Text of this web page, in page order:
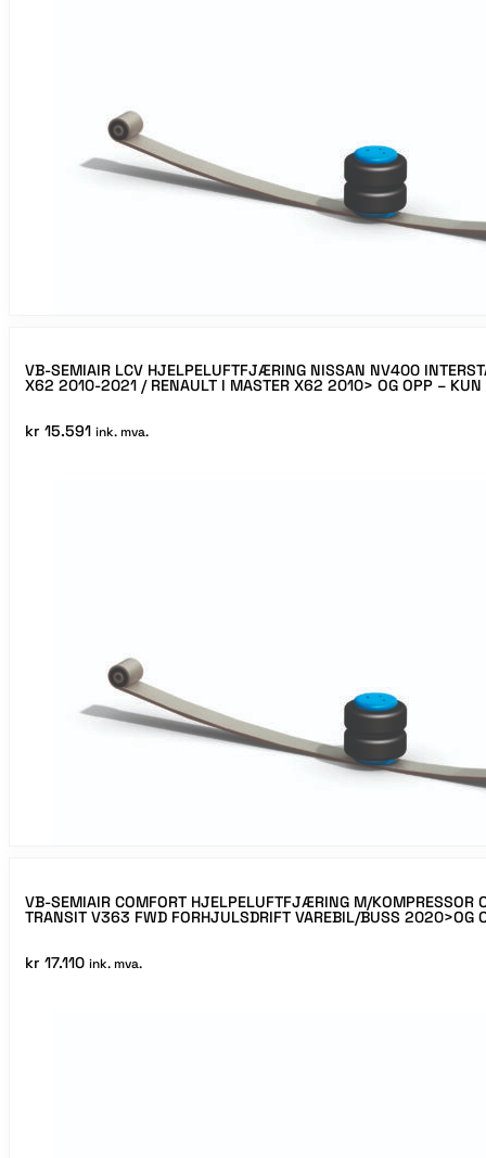
VB-SEMIAIR LCV HJELPELUFTFJÆRING NISSAN NV400
X62 2010-2021 / RENAULT I MASTER X62 2010> OG OPP – KUN
kr 15.591 ink. mva.
VB-SEMIAIR COMFORT HJELPELUFTFJÆRING M/KOMPRESSOR
TRANSIT V363 FWD FORHJULSDRIFT VAREBIL/BUSS 2020>OG
kr 17.110 ink. mva.